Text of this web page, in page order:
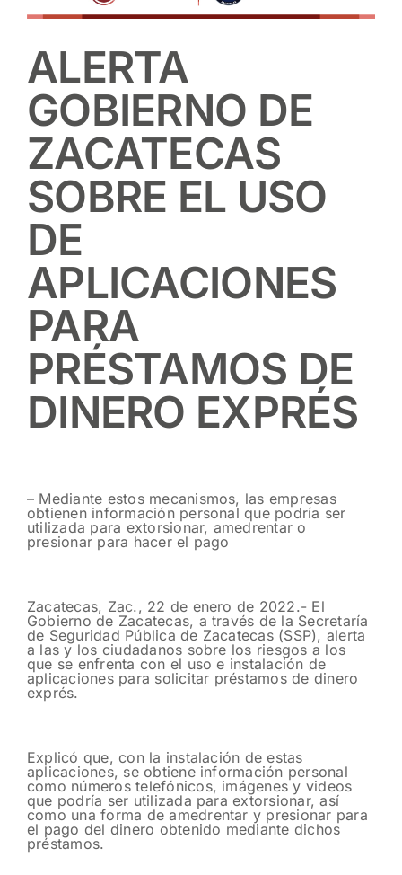
ALERTA
GOBIERNO DE
ZACATECAS
SOBRE EL USO
DE
APLICACIONES
PARA
PRÉSTAMOS DE
DINERO EXPRÉS
– Mediante estos mecanismos, las empresas
obtienen información personal que podría ser
utilizada para extorsionar, amedrentar o
presionar para hacer el pago
Zacatecas, Zac., 22 de enero de 2022.- El
Gobierno de Zacatecas, a través de la Secretaría
de Seguridad Pública de Zacatecas (SSP), alerta
a las y los ciudadanos sobre los riesgos a los
que se enfrenta con el uso e instalación de
aplicaciones para solicitar préstamos de dinero
exprés.
Explicó que, con la instalación de estas
aplicaciones, se obtiene información personal
como números telefónicos, imágenes y videos
que podría ser utilizada para extorsionar, así
como una forma de amedrentar y presionar para
el pago del dinero obtenido mediante dichos
préstamos.